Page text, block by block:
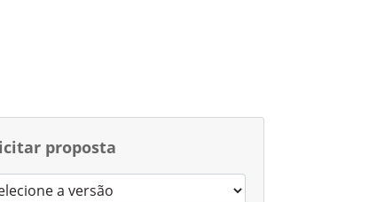
proposta